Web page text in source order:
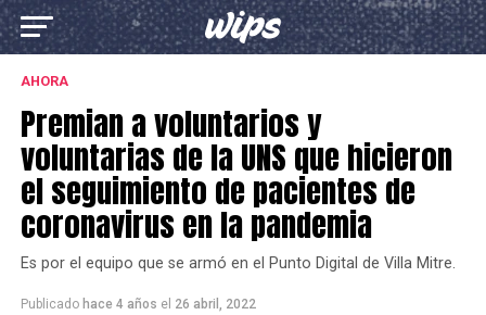
AHORA
Premian a voluntarios y
voluntarias de la UNS que hicieron
el seguimiento de pacientes de
coronavirus en la pandemia
Es por el equipo que se armó en el Punto Digital de Villa Mitre.
Publicado hace 4 años el 26 abril, 2022